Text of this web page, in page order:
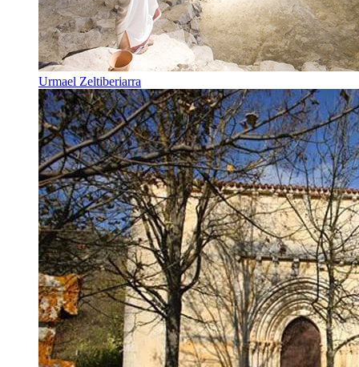
Urmael Zeltiberiarra